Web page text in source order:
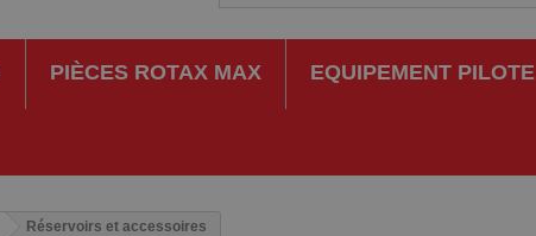
PIÈCES ROTAX MAX EQUIPEMENT PILOTE
Réservoirs et accessoires